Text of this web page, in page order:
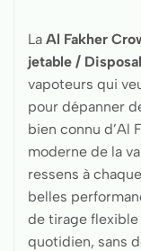
La Al Fakher
jetable /
vapoteurs qui
pour dépanner
bien connu d’Al
moderne de la
ressens à
belles
de tirage
quotidien, sans